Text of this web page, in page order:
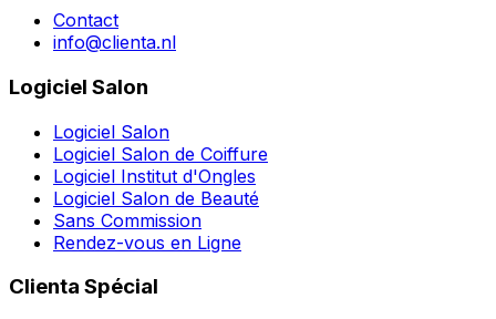
Contact
info@clienta.nl
Logiciel Salon
Logiciel Salon
Logiciel Salon de Coiffure
Logiciel Institut d'Ongles
Logiciel Salon de Beauté
Sans Commission
Rendez-vous en Ligne
Clienta Spécial